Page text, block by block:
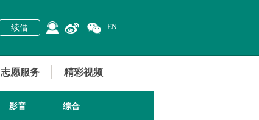
续借 EN
志愿服务 精彩视频
影音 综合